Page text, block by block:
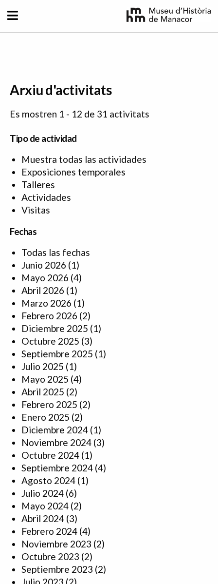
Arxiu d'activitats
Es mostren 1 - 12 de 31 activitats
Tipo de actividad
Muestra todas las actividades
Exposiciones temporales
Talleres
Actividades
Visitas
Fechas
Todas las fechas
Junio 2026 (1)
Mayo 2026 (4)
Abril 2026 (1)
Marzo 2026 (1)
Febrero 2026 (2)
Diciembre 2025 (1)
Octubre 2025 (3)
Septiembre 2025 (1)
Julio 2025 (1)
Mayo 2025 (4)
Abril 2025 (2)
Febrero 2025 (2)
Enero 2025 (2)
Diciembre 2024 (1)
Noviembre 2024 (3)
Octubre 2024 (1)
Septiembre 2024 (4)
Agosto 2024 (1)
Julio 2024 (6)
Mayo 2024 (2)
Abril 2024 (3)
Febrero 2024 (4)
Noviembre 2023 (2)
Octubre 2023 (2)
Septiembre 2023 (2)
Julio 2023 (2)